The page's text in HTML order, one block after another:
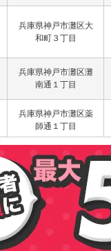
兵庫県神戸市灘区大
和町３丁目
兵庫県神戸市灘区灘
南通１丁目
兵庫県神戸市灘区薬
師通１丁目
兵庫県神戸市灘区灘
北通３丁目
兵庫県神戸市灘区高
徳町６丁目